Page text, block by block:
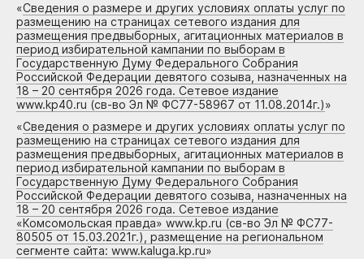
«Сведения о размере и других условиях оплаты услуг по
размещению на страницах сетевого издания для
размещения предвыборных, агитационных материалов в
период избирательной кампании по выборам в
Государственную Думу Федерального Собрания
Российской Федерации девятого созыва, назначенных на
18 – 20 сентября 2026 года. Сетевое издание
www.kp40.ru (св-во Эл № ФС77-58967 от 11.08.2014г.)»
«Сведения о размере и других условиях оплаты услуг по
размещению на страницах сетевого издания для
размещения предвыборных, агитационных материалов в
период избирательной кампании по выборам в
Государственную Думу Федерального Собрания
Российской Федерации девятого созыва, назначенных на
18 – 20 сентября 2026 года. Сетевое издание
«Комсомольская правда» www.kp.ru (св-во Эл № ФС77-
80505 от 15.03.2021г.), размещение на региональном
сегменте сайта: www.kaluga.kp.ru»